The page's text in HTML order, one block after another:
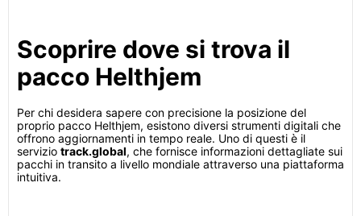
Scoprire dove si trova il
pacco Helthjem
Per chi desidera sapere con precisione la posizione del
proprio pacco Helthjem, esistono diversi strumenti digitali che
offrono aggiornamenti in tempo reale. Uno di questi è il
servizio track.global, che fornisce informazioni dettagliate sui
pacchi in transito a livello mondiale attraverso una piattaforma
intuitiva.